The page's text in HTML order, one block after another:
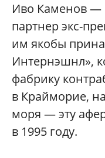
Иво Каменов —
партнер экс-
им якобы
Интернэшнл»,
фабрику
в Крайморие,
моря — эту
в 1995 году.